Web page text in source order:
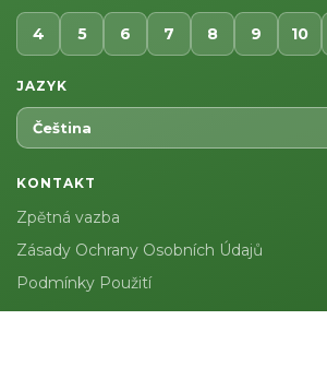
4 5 6 7 8 9 10
JAZYK
Čeština
KONTAKT
Zpětná vazba
Zásady Ochrany Osobních Údajů
Podmínky Použití